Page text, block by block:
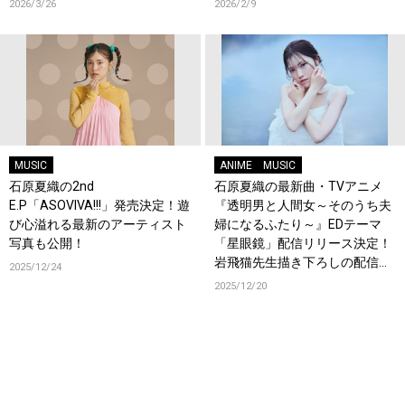
2026/3/26 2026/2/9
MUSIC
石原夏織の2nd
E.P「ASOVIVA!!!」発売決定！遊
び心溢れる最新のアーティスト
写真も公開！
2025/12/24
ANIME MUSIC
石原夏織の最新曲・TVアニメ
『透明男と人間女～そのうち夫
婦になるふたり～』EDテーマ
「星眼鏡」配信リリース決定！
岩飛猫先生描き下ろしの配信ジ
ャケット写真も公開！
2025/12/20